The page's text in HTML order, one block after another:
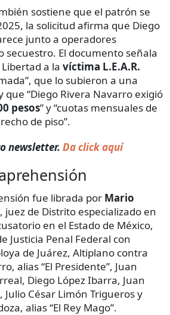
sostiene que el patrón se
la solicitud afirma que Diego
junto a operadores
secuestro. El documento señala
a la víctima L.E.A.R.
que lo subieron a una
“Diego Rivera Navarro exigió
pesos” y “cuotas mensuales de
de piso”.
newsletter. Da click aquí
fue librada por Mario
, juez de Distrito especializado en
en el Estado de México,
Justicia Penal Federal con
de Juárez, Altiplano contra
alias “El Presidente”, Juan
Diego López Ibarra, Juan
Julio César Limón Trigueros y
alias “El Rey Mago”.